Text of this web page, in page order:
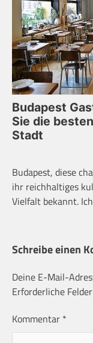
Budapest
Sie die
Stadt
Budapest, diese
ihr reichhaltiges
Vielfalt bekannt.
Schreibe einen
Deine E-Mail-
Erforderliche
Kommentar *